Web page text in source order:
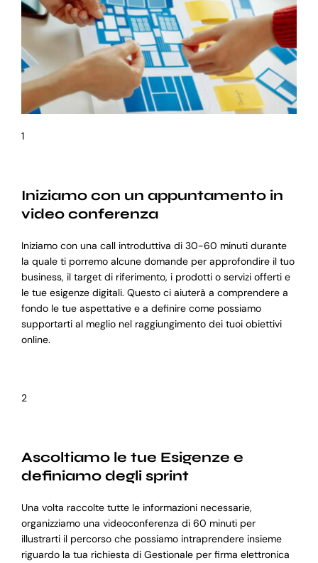
1
Iniziamo con un appuntamento in
video conferenza
Iniziamo con una call introduttiva di 30-60 minuti durante
la quale ti porremo alcune domande per approfondire il tuo
business, il target di riferimento, i prodotti o servizi offerti e
le tue esigenze digitali. Questo ci aiuterà a comprendere a
fondo le tue aspettative e a definire come possiamo
supportarti al meglio nel raggiungimento dei tuoi obiettivi
online.
2
Ascoltiamo le tue Esigenze e
definiamo degli sprint
Una volta raccolte tutte le informazioni necessarie,
organizziamo una videoconferenza di 60 minuti per
illustrarti il percorso che possiamo intraprendere insieme
riguardo la tua richiesta di Gestionale per firma elettronica